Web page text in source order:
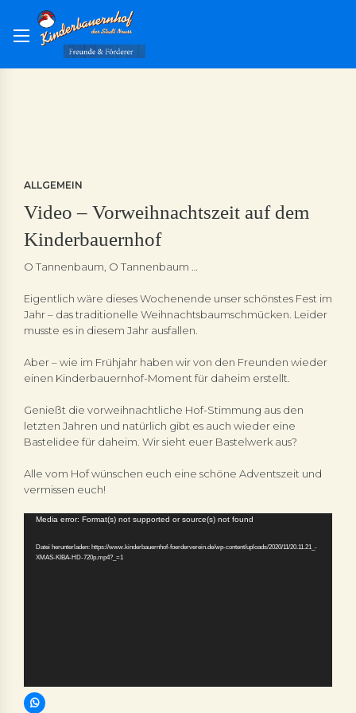
ALLGEMEIN
Video – Vorweihnachtszeit auf dem
Kinderbauernhof
O Tannenbaum, O Tannenbaum …
Eigentlich wäre dieses Wochenende unser schönstes Fest im
Jahr – das traditionelle Weihnachtsbaumschmücken. Leider
musste es in diesem Jahr ausfallen.
Aber – wie im Frühjahr haben wir von den Freunden wieder
einen Kinderbauernhof-Moment für daheim erstellt.
Genießt die vorweihnachtliche Hof-Stimmung aus den
letzten Jahren und natürlich gibt es auch wieder eine
Bastelidee für daheim. Wir sieht euer Bastelwerk aus?
Alle vom Hof wünschen euch eine schöne Adventszeit und
vermissen euch!
Video-
Media error: Format(s) not supported or source(s) not found
Datei herunterladen: https://www.kinderbauernhof-foerderverein.de/wp-content/uploads/2020/11/20.11.21_-
XMAS-KIBA-HD-720p.mp4?_=1